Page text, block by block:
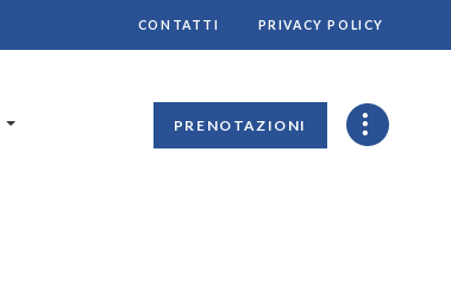
CONTATTI PRIVACY POLICY
PRENOTAZIONI